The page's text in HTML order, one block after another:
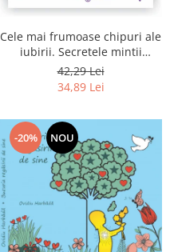
Cele mai frumoase chipuri ale
iubirii. Secretele mintii
omenesti in opera marelui
initiat, Rumi
42,29 Lei
34,89 Lei
-20% NOU